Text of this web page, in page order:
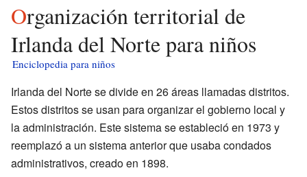
Organización territorial de
Irlanda del Norte para niños
Enciclopedia para niños
Irlanda del Norte se divide en 26 áreas llamadas distritos.
Estos distritos se usan para organizar el gobierno local y
la administración. Este sistema se estableció en 1973 y
reemplazó a un sistema anterior que usaba condados
administrativos, creado en 1898.